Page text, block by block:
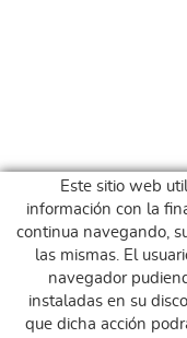
Este sitio web
información con la
continua navegando,
las mismas. El
navegador
instaladas en su
que dicha acción